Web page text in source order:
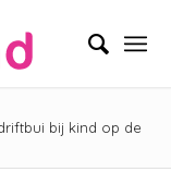
bij kind op de